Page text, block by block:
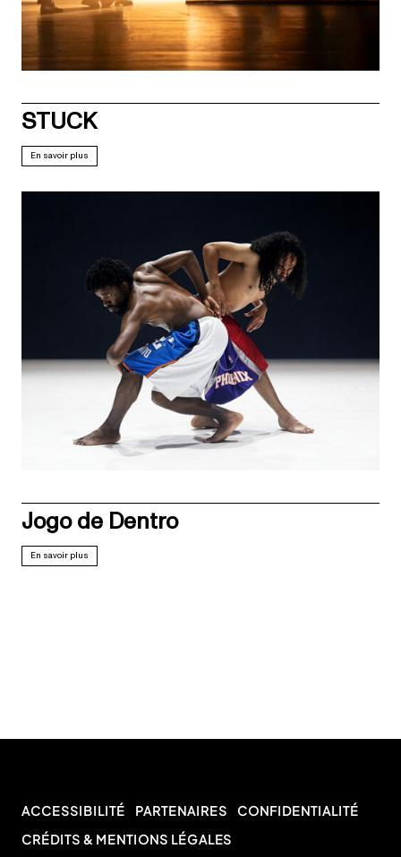
STUCK
En savoir plus
Jogo de Dentro
En savoir plus
ACCESSIBILITÉ PARTENAIRES
CONFIDENTIALITÉ
CRÉDITS & MENTIONS LÉGALES